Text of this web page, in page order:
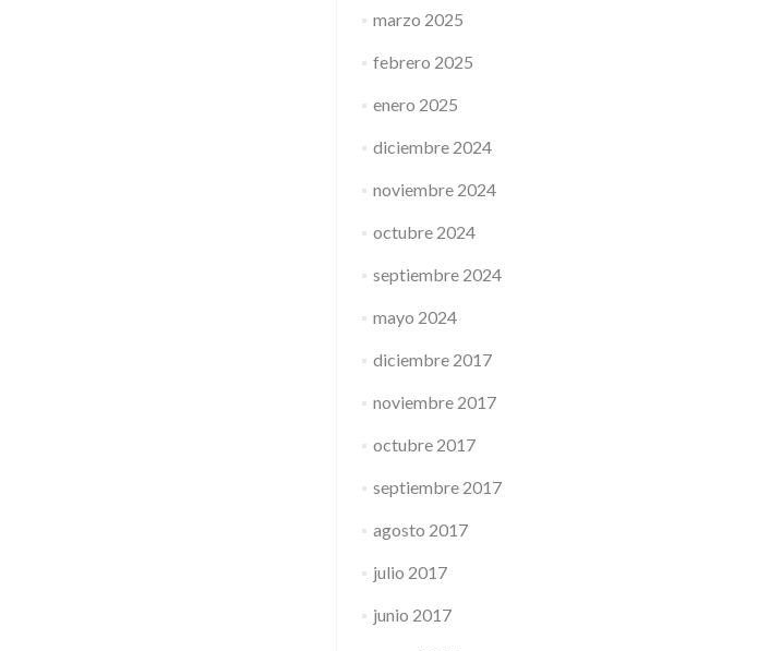
marzo 2025
febrero 2025
enero 2025
diciembre 2024
noviembre 2024
octubre 2024
septiembre 2024
mayo 2024
diciembre 2017
noviembre 2017
octubre 2017
septiembre 2017
agosto 2017
julio 2017
junio 2017